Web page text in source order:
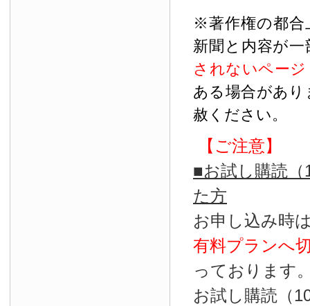
※著作権の都合
新聞と内容が
されないペー
ある場合があ
赦ください。
【ご注意】
■お試し購読
た方
お申し込み時
有料プランへ
っております
お試し購読（